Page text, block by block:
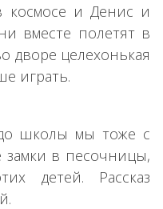
космосе и Денис и
вместе полетят в
дворе целехонькая
играть.
школы мы тоже с
замки в песочницы,
детей. Рассказ